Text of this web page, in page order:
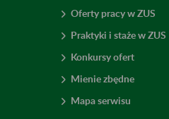
Oferty pracy w ZUS
Praktyki i staże w ZUS
Konkursy ofert
Mienie zbędne
Mapa serwisu